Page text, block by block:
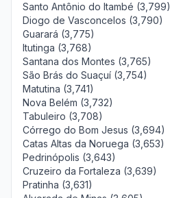
Santo Antônio do Itambé (3,799)
Diogo de Vasconcelos (3,790)
Guarará (3,775)
Itutinga (3,768)
Santana dos Montes (3,765)
São Brás do Suaçuí (3,754)
Matutina (3,741)
Nova Belém (3,732)
Tabuleiro (3,708)
Córrego do Bom Jesus (3,694)
Catas Altas da Noruega (3,653)
Pedrinópolis (3,643)
Cruzeiro da Fortaleza (3,639)
Pratinha (3,631)